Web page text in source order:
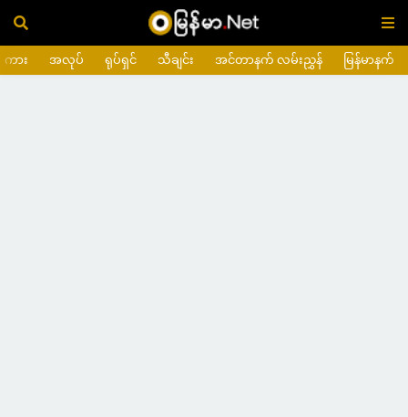
မြန်မာနက်
အင်တာနက် လမ်းညွှန်
သီချင်း
ရုပ်ရှင်
အလုပ်
ကား